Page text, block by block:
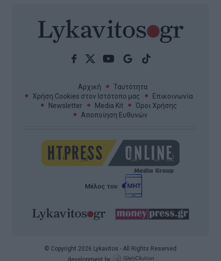
Αρχική
Ταυτότητα
Χρήση Cookies στον Ιστότοπο μας
Επικοινωνία
Newsletter
Media Kit
Όροι Χρήσης
Αποποίηση Ευθυνών
Μέλος του
© Copyright 2026 Lykavitos - All Rights Reserved